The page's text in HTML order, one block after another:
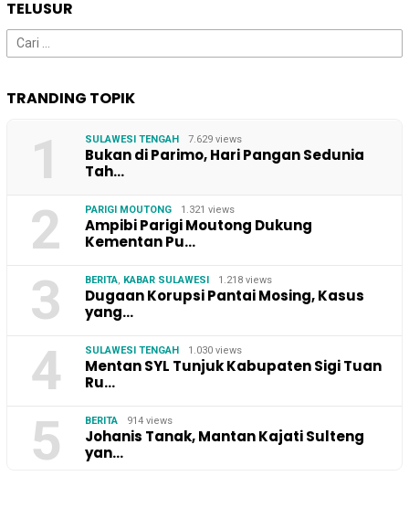
TELUSUR
Cari
untuk:
TRANDING TOPIK
1 SULAWESI TENGAH 7.629 views
Bukan di Parimo, Hari Pangan Sedunia
Tah…
2 PARIGI MOUTONG 1.321 views
Ampibi Parigi Moutong Dukung
Kementan Pu…
3 BERITA, KABAR SULAWESI 1.218 views
Dugaan Korupsi Pantai Mosing, Kasus
yang…
4 SULAWESI TENGAH 1.030 views
Mentan SYL Tunjuk Kabupaten Sigi Tuan
Ru…
5 BERITA 914 views
Johanis Tanak, Mantan Kajati Sulteng
yan…